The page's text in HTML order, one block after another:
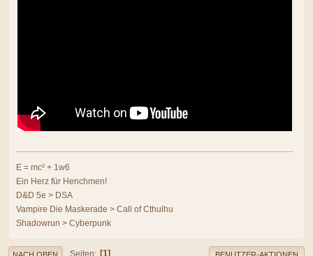
E = mc² + 1w6
Ein Herz für Henchmen!
D&D 5e > DSA
Vampire Die Maskerade > Call of Cthulhu
Shadowrun > Cyberpunk
1